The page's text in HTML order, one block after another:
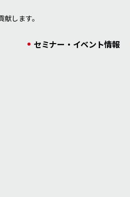
します。
セミナー・イベント情報